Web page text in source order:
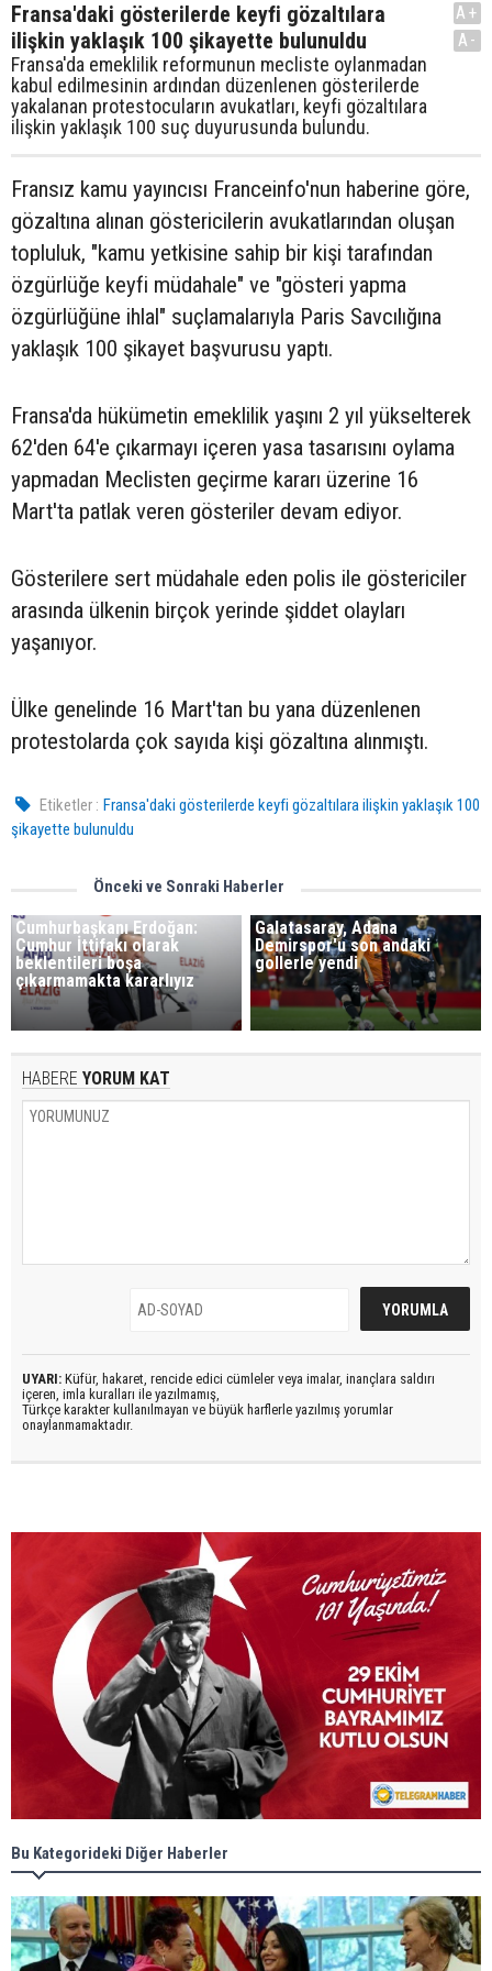
Fransa'daki gösterilerde keyfi gözaltılara
ilişkin yaklaşık 100 şikayette bulunuldu
Fransa'da emeklilik reformunun mecliste oylanmadan
kabul edilmesinin ardından düzenlenen gösterilerde
yakalanan protestocuların avukatları, keyfi gözaltılara
ilişkin yaklaşık 100 suç duyurusunda bulundu.
A+
A-
Fransız kamu yayıncısı Franceinfo'nun haberine göre,
gözaltına alınan göstericilerin avukatlarından oluşan
topluluk, "kamu yetkisine sahip bir kişi tarafından
özgürlüğe keyfi müdahale" ve "gösteri yapma
özgürlüğüne ihlal" suçlamalarıyla Paris Savcılığına
yaklaşık 100 şikayet başvurusu yaptı.
Fransa'da hükümetin emeklilik yaşını 2 yıl yükselterek
62'den 64'e çıkarmayı içeren yasa tasarısını oylama
yapmadan Meclisten geçirme kararı üzerine 16
Mart'ta patlak veren gösteriler devam ediyor.
Gösterilere sert müdahale eden polis ile göstericiler
arasında ülkenin birçok yerinde şiddet olayları
yaşanıyor.
Ülke genelinde 16 Mart'tan bu yana düzenlenen
protestolarda çok sayıda kişi gözaltına alınmıştı.
Etiketler : Fransa'daki gösterilerde keyfi gözaltılara ilişkin yaklaşık 100
şikayette bulunuldu
Önceki ve Sonraki Haberler
Cumhurbaşkanı Erdoğan:
Cumhur İttifakı olarak
beklentileri boşa
çıkarmamakta kararlıyız
Galatasaray, Adana
Demirspor'u son andaki
gollerle yendi
HABERE YORUM KAT
UYARI: Küfür, hakaret, rencide edici cümleler veya imalar, inançlara saldırı
içeren, imla kuralları ile yazılmamış,
Türkçe karakter kullanılmayan ve büyük harflerle yazılmış yorumlar
onaylanmamaktadır.
Bu Kategorideki Diğer Haberler